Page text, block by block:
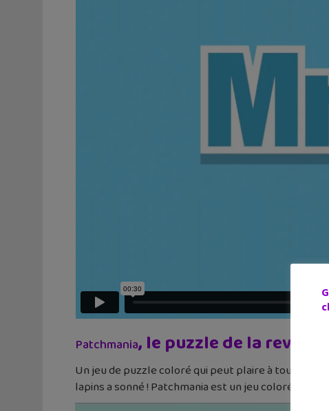
Patchmania, le puzzle de la
Un jeu de puzzle coloré qui peut plaire à tout le
lapins a sonné ! Patchmania est un jeu coloré avec